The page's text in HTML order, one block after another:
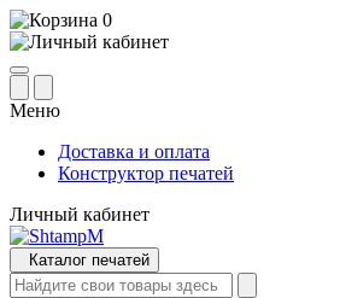
0
Меню
Доставка и оплата
Конструктор печатей
Личный кабинет
Каталог печатей